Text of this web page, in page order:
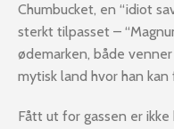
Chumbucket, en “idiot
sterkt tilpasset –
ødemarken, både
mytisk land hvor han
Fått ut for gassen er